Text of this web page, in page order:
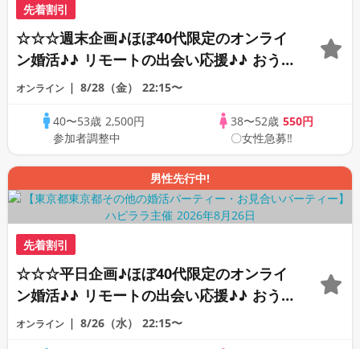
先着割引
☆☆☆週末企画♪ほぼ40代限定のオンライ
ン婚活♪♪ リモートの出会い応援♪♪ おう
ちで乾杯しませんか♪♪ ☆全国の方が対象
PARTY!!
オンライン 8/28（金） 22:15〜
40〜53歳 2,500円
参加者調整中
38〜52歳 550円
〇女性急募‼
男性先行中!
先着割引
☆☆☆平日企画♪ほぼ40代限定のオンライ
ン婚活♪♪ リモートの出会い応援♪♪ おう
ちで乾杯しませんか♪♪ ☆全国の方が対象
オンライン 8/26（水） 22:15〜